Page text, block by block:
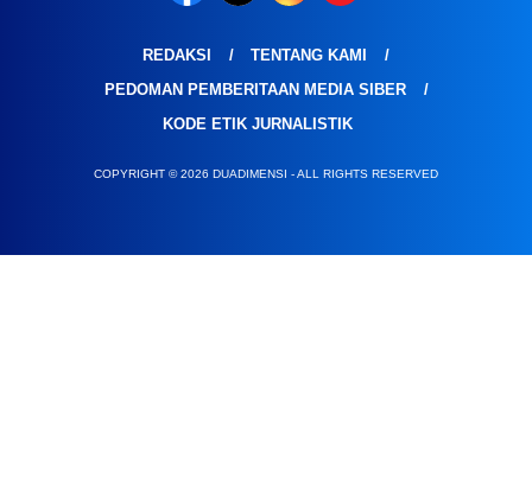
REDAKSI
TENTANG KAMI
PEDOMAN PEMBERITAAN MEDIA SIBER
KODE ETIK JURNALISTIK
COPYRIGHT © 2026 DUADIMENSI - ALL RIGHTS RESERVED